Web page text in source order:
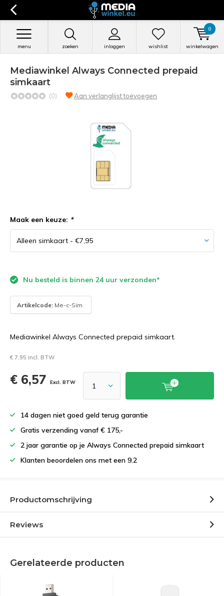
zoeken inloggen
menu wishlist winkelwagen
0
Mediawinkel Always Connected prepaid
simkaart
(0) Aan verlanglijst toevoegen
Maak een keuze: *
Nu besteld is binnen 24 uur verzonden*
Artikelcode: Me-c-Sim
Mediawinkel Always Connected prepaid simkaart.
€ 7,95 incl. BTW
€ 6,57 Excl. BTW
14 dagen niet goed geld terug garantie
Gratis verzending vanaf € 175,-
2 jaar garantie op je Always Connected prepaid simkaart
Klanten beoordelen ons met een 9.2
Productomschrijving
Reviews
Gerelateerde producten